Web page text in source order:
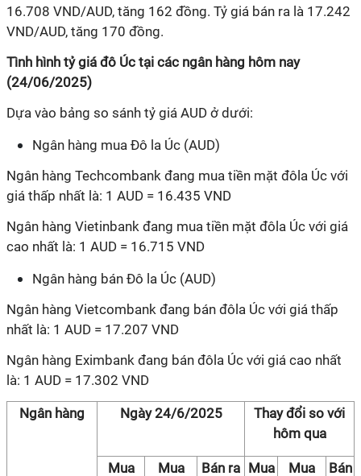
16.708 VND/AUD, tăng 162 đồng. Tỷ giá bán ra là 17.242
VND/AUD, tăng 170 đồng.
Tình hình tỷ giá đô Úc tại các ngân hàng hôm nay
(24/06/2025)
Dựa vào bảng so sánh tỷ giá AUD ở dưới:
Ngân hàng mua Đô la Úc (AUD)
Ngân hàng Techcombank đang mua tiền mặt đôla Úc với
giá thấp nhất là: 1 AUD = 16.435 VND
Ngân hàng Vietinbank đang mua tiền mặt đôla Úc với giá
cao nhất là: 1 AUD = 16.715 VND
Ngân hàng bán Đô la Úc (AUD)
Ngân hàng Vietcombank đang bán đôla Úc với giá thấp
nhất là: 1 AUD = 17.207 VND
Ngân hàng Eximbank đang bán đôla Úc với giá cao nhất
là: 1 AUD = 17.302 VND
Ngân hàng Ngày 24/6/2025
Thay đổi so với
hôm qua
Mua Mua Bán ra Mua Mua Bán